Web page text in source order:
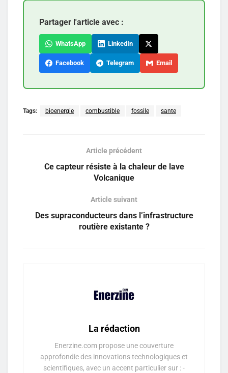
Partager l'article avec :
WhatsApp LinkedIn
Facebook Telegram Email
Tags: bioenergie combustible fossile sante
Article précédent
Ce capteur résiste à la chaleur de lave
Volcanique
Article suivant
Des supraconducteurs dans l’infrastructure
routière existante ?
La rédaction
Enerzine.com propose une couverture
approfondie des innovations technologiques et
scientifiques, avec un accent particulier sur : -